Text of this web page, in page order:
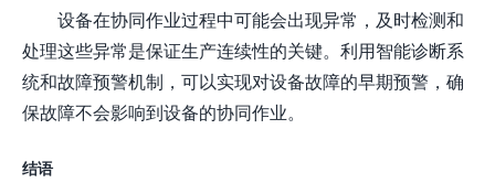
设备在协同作业过程中可能会出现异常，及时检测和
处理这些异常是保证生产连续性的关键。利用智能诊断系
统和故障预警机制，可以实现对设备故障的早期预警，确
保故障不会影响到设备的协同作业。
结语